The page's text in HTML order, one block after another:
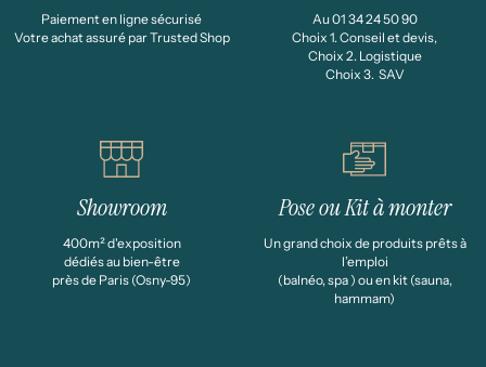
Paiement en ligne sécurisé
Votre achat assuré par Trusted Shop
Au 01 34 24 50 90
Choix 1. Conseil et devis,
Choix 2. Logistique
Choix 3. SAV
Showroom
400m² d'exposition
dédiés au bien-être
près de Paris (Osny-95)
Pose ou Kit à monter
Un grand choix de produits prêts à
l’emploi
(balnéo, spa ) ou en kit (sauna,
hammam)